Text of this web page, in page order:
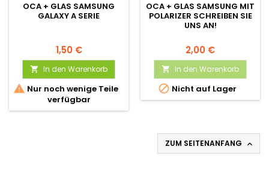
OCA + GLAS SAMSUNG
GALAXY A SERIE
1,50 €
 In den Warenkorb
 Nur noch wenige Teile
verfügbar
OCA + GLAS SAMSUNG MIT
POLARIZER SCHREIBEN SIE
UNS AN!
2,00 €
 In den Warenkorb
 Nicht auf Lager
ZUM SEITENANFANG 